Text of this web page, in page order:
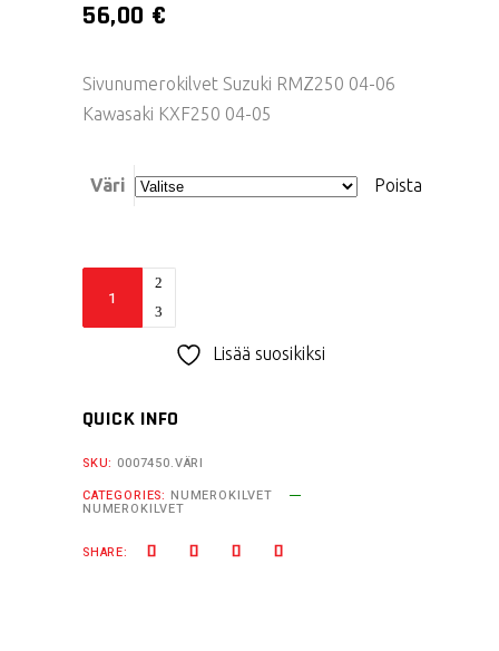
56,00 €
Sivunumerokilvet Suzuki RMZ250 04-06
Kawasaki KXF250 04-05
Väri Poista
sivunumerokilvet
RMZ250/KXF250
Lisää suosikiksi
QUICK INFO
SKU: 0007450.VÄRI
CATEGORIES: NUMEROKILVET
NUMEROKILVET
SHARE: